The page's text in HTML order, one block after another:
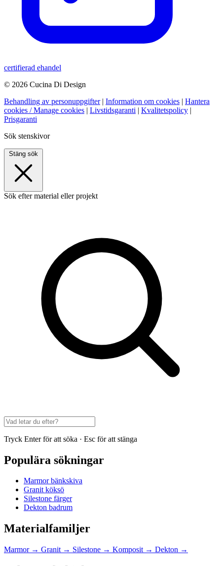
certifierad ehandel
© 2026 Cucina Di Design
Behandling av personuppgifter | Information om cookies | Hantera
cookies / Manage cookies | Livstidsgaranti | Kvalitetspolicy |
Prisgaranti
Sök stenskivor
Stäng sök
Sök efter material eller projekt
Tryck Enter för att söka · Esc för att stänga
Populära sökningar
Marmor bänkskiva
Granit köksö
Silestone färger
Dekton badrum
Materialfamiljer
Marmor → Granit → Silestone → Komposit → Dekton →